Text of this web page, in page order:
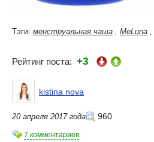
Тэги: менструальная чаша , MeLuna ,
Рейтинг поста: +3
kistina nova
20 апреля 2017 года 960
7 комментариев